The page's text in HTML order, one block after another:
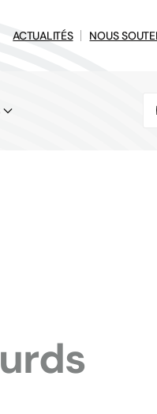
ACTUALITÉS NOUS